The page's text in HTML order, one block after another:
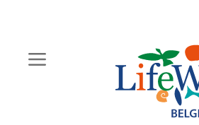
content